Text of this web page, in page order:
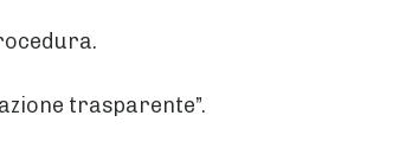
trasparente”.